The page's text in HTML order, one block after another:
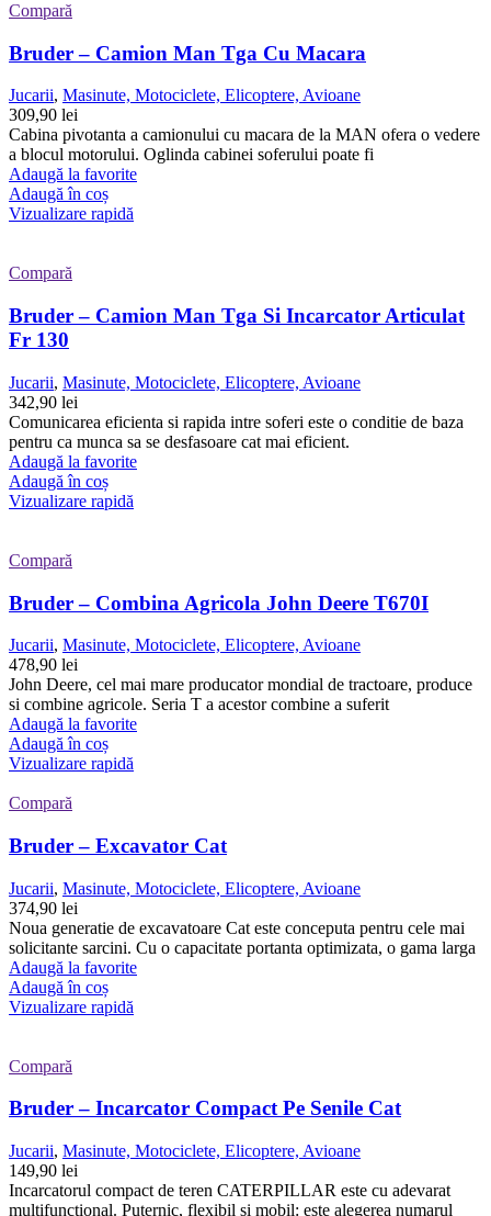
Compară
Bruder – Camion Man Tga Cu Macara
Jucarii, Masinute, Motociclete, Elicoptere, Avioane
309,90 lei
Cabina pivotanta a camionului cu macara de la MAN ofera o vedere
a blocul motorului. Oglinda cabinei soferului poate fi
Adaugă la favorite
Adaugă în coș
Vizualizare rapidă
Compară
Bruder – Camion Man Tga Si Incarcator Articulat
Fr 130
Jucarii, Masinute, Motociclete, Elicoptere, Avioane
342,90 lei
Comunicarea eficienta si rapida intre soferi este o conditie de baza
pentru ca munca sa se desfasoare cat mai eficient.
Adaugă la favorite
Adaugă în coș
Vizualizare rapidă
Compară
Bruder – Combina Agricola John Deere T670I
Jucarii, Masinute, Motociclete, Elicoptere, Avioane
478,90 lei
John Deere, cel mai mare producator mondial de tractoare, produce
si combine agricole. Seria T a acestor combine a suferit
Adaugă la favorite
Adaugă în coș
Vizualizare rapidă
Compară
Bruder – Excavator Cat
Jucarii, Masinute, Motociclete, Elicoptere, Avioane
374,90 lei
Noua generatie de excavatoare Cat este conceputa pentru cele mai
solicitante sarcini. Cu o capacitate portanta optimizata, o gama larga
Adaugă la favorite
Adaugă în coș
Vizualizare rapidă
Compară
Bruder – Incarcator Compact Pe Senile Cat
Jucarii, Masinute, Motociclete, Elicoptere, Avioane
149,90 lei
Incarcatorul compact de teren CATERPILLAR este cu adevarat
multifunctional. Puternic, flexibil si mobil: este alegerea numarul